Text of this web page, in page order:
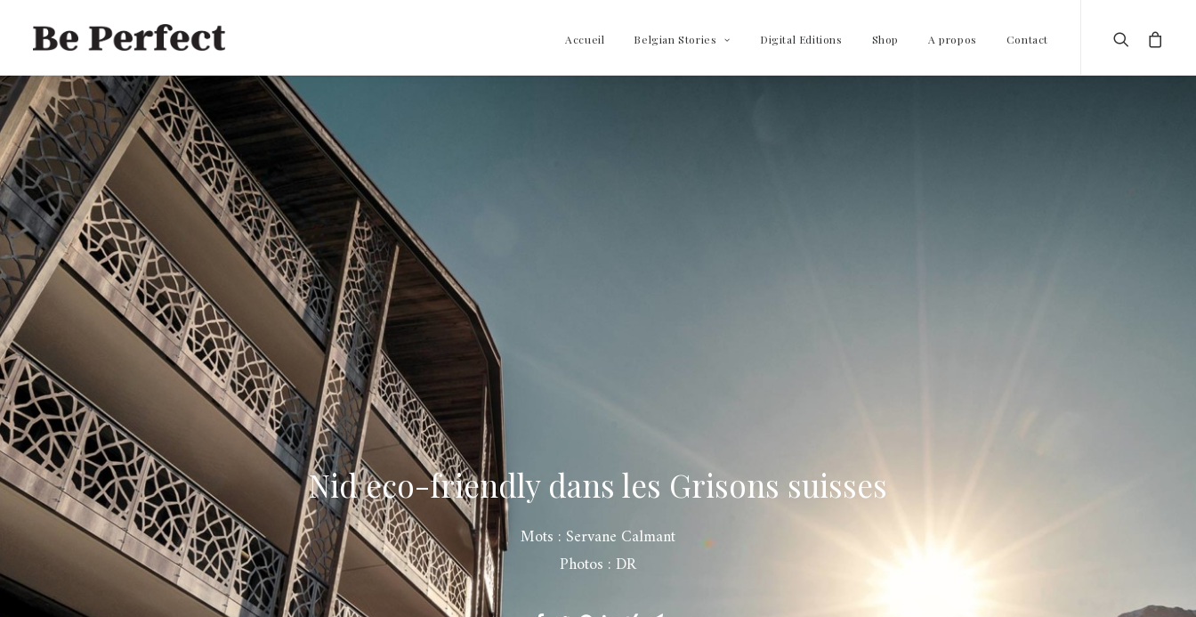
Accueil Belgian Stories Digital Editions Shop A propos Contact
Nid eco-friendly dans les Grisons suisses
Mots : Servane Calmant
Photos : DR